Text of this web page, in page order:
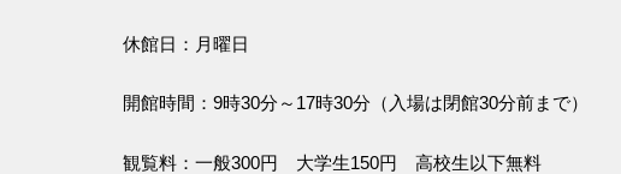
休館日：月曜日
開館時間：9時30分～17時30分（入場は閉館30分前まで）
観覧料：一般300円 大学生150円 高校生以下無料